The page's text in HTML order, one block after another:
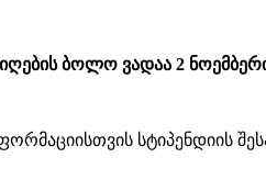
ბოლო ვადაა 2
სტიპენდიის